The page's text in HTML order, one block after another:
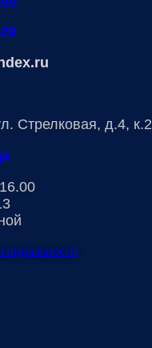
Стрелковая, д.4, к.2